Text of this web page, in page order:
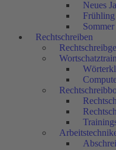
Neues
Frühling
Sommer
Rechtschreiben